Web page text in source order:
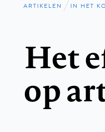
Kruimelpad
ARTIKELEN IN HET
Het
op